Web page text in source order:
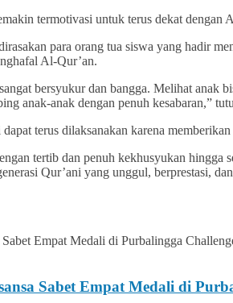
termotivasi untuk terus dekat
para orang tua siswa yang hadir
Al-Qur’an.
bersyukur dan bangga. Melihat anak
anak-anak dengan penuh kesabaran,”
terus dilaksanakan karena
tertib dan penuh kekhusyukan hingga
Qur’ani yang unggul, berprestasi,
Sabet Empat Medali di